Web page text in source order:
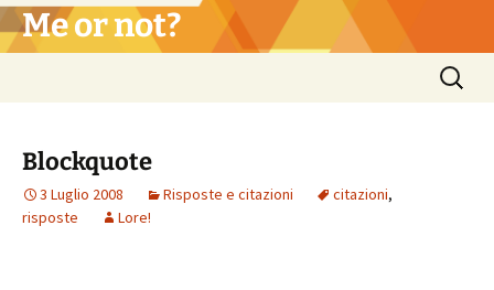
Vai
al Me or not?
Ricerca
per:
Blockquote
3 Luglio 2008 Risposte e citazioni citazioni,
risposte
Lore!